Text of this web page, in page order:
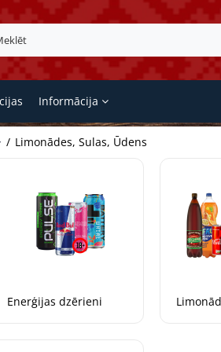
Informācija
Limonādes, Sulas, Ūdens
Enerģijas dzērieni